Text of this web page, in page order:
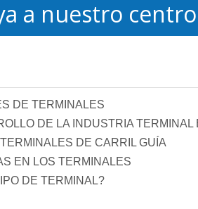
a nuestro
DE TERMINALES
DE LA INDUSTRIA TERMINAL
DE CARRIL GUÍA
EN LOS TERMINALES
DE TERMINAL?